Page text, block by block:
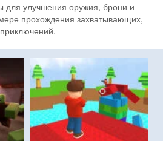
для улучшения оружия, брони и
прохождения захватывающих,